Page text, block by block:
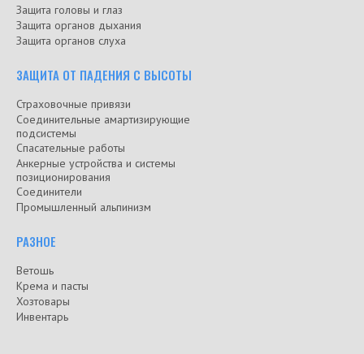
Защита головы и глаз
Защита органов дыхания
Защита органов слуха
ЗАЩИТА ОТ ПАДЕНИЯ С ВЫСОТЫ
Страховочные привязи
Соединительные амартизирующие
подсистемы
Спасательные работы
Анкерные устройства и системы
позиционирования
Соединители
Промышленный альпинизм
РАЗНОЕ
Ветошь
Крема и пасты
Хозтовары
Инвентарь